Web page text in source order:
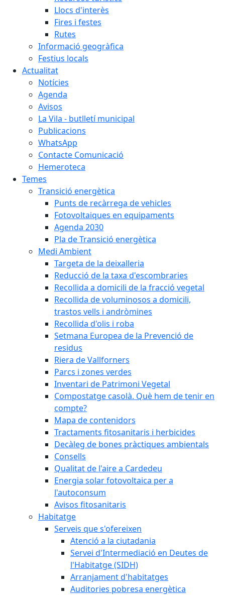
Llocs d'interès
Fires i festes
Rutes
Informació geogràfica
Festius locals
Actualitat
Notícies
Agenda
Avisos
La Vila - butlletí municipal
Publicacions
WhatsApp
Contacte Comunicació
Hemeroteca
Temes
Transició energètica
Punts de recàrrega de vehicles
Fotovoltaiques en equipaments
Agenda 2030
Pla de Transició energètica
Medi Ambient
Targeta de la deixalleria
Reducció de la taxa d'escombraries
Recollida a domicili de la fracció vegetal
Recollida de voluminosos a domicili,
trastos vells i andròmines
Recollida d'olis i roba
Setmana Europea de la Prevenció de
residus
Riera de Vallforners
Parcs i zones verdes
Inventari de Patrimoni Vegetal
Compostatge casolà. Què hem de tenir en
compte?
Mapa de contenidors
Tractaments fitosanitaris i herbicides
Decàleg de bones pràctiques ambientals
Consells
Qualitat de l'aire a Cardedeu
Energia solar fotovoltaica per a
l'autoconsum
Avisos fitosanitaris
Habitatge
Serveis que s'ofereixen
Atenció a la ciutadania
Servei d'Intermediació en Deutes de
l'Habitatge (SIDH)
Arranjament d'habitatges
Auditories pobresa energètica